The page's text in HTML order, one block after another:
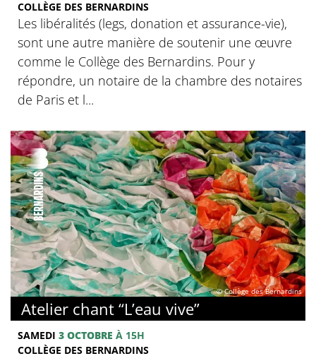
COLLÈGE DES BERNARDINS
Les libéralités (legs, donation et assurance-vie),
sont une autre manière de soutenir une œuvre
comme le Collège des Bernardins. Pour y
répondre, un notaire de la chambre des notaires
de Paris et l...
© Collège des Bernardins
Atelier chant “L’eau vive”
SAMEDI 3 OCTOBRE À 15H
COLLÈGE DES BERNARDINS